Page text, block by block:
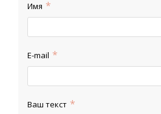
Имя
E-mail
Ваш текст